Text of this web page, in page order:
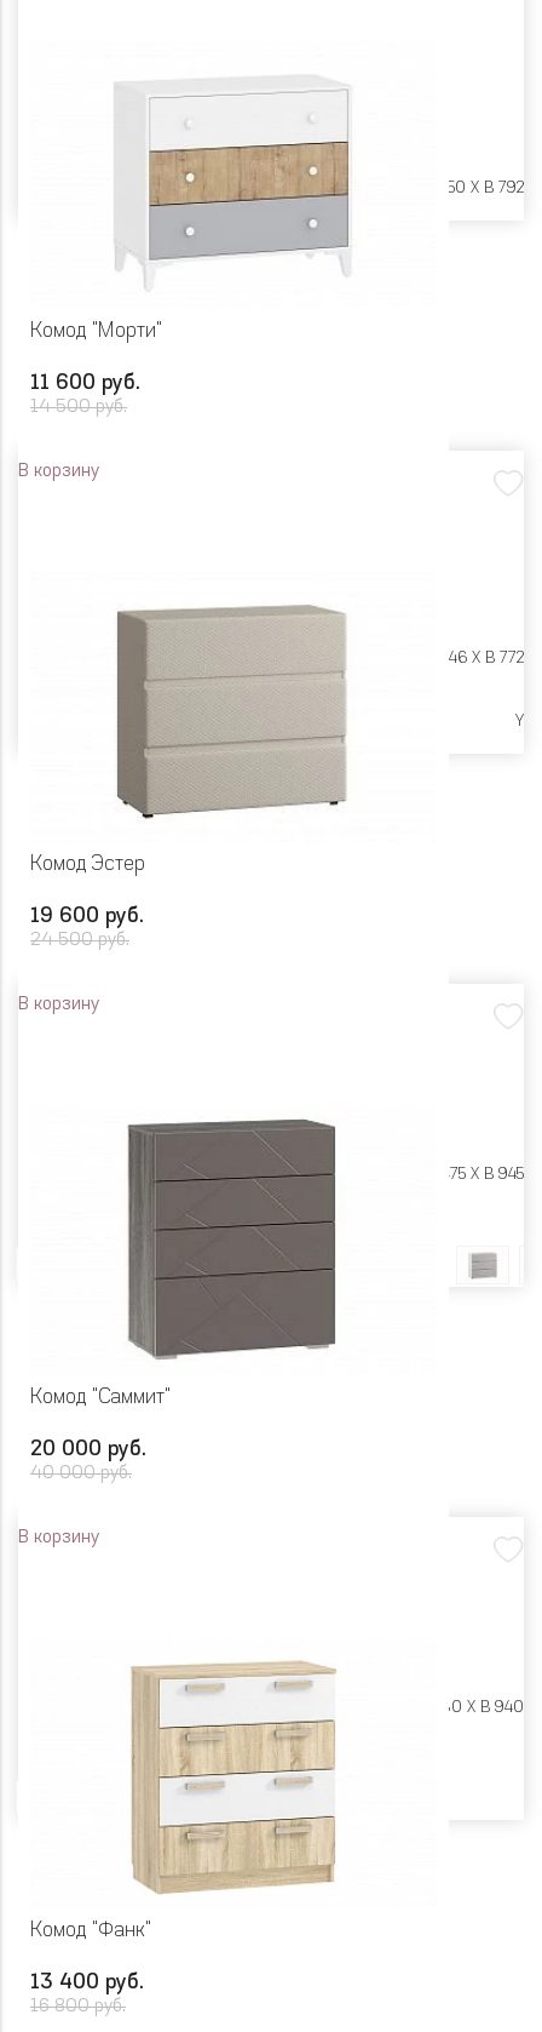
Ш 700 X Г 350 X В 792
Комод "Морти"
11 600 руб.
14 500 руб.
В корзину
Ш 870 X Г 446 X В 772
Y
Комод Эстер
19 600 руб.
24 500 руб.
В корзину
Ш 1020 X Г 475 X В 945
Комод "Саммит"
20 000 руб.
40 000 руб.
В корзину
Ш 802 X Г 380 X В 940
Комод "Фанк"
13 400 руб.
16 800 руб.